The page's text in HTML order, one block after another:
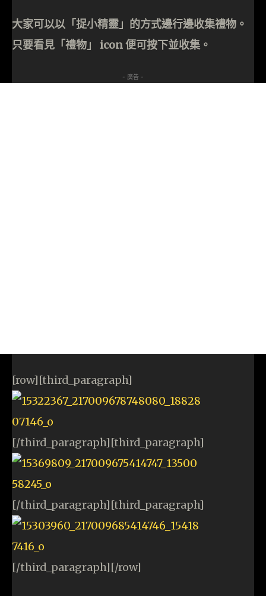
大家可以以「捉小精靈」的方式邊行邊收集禮物。
只要看見「禮物」 icon 便可按下並收集。
- 廣告 -
[row][third_paragraph]
[/third_paragraph][third_paragraph]
[/third_paragraph][third_paragraph]
[/third_paragraph][/row]